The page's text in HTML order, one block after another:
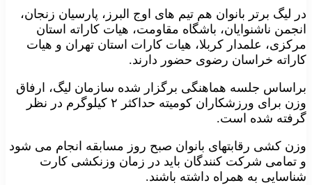
در لیگ برتر بانوان هم تیم های اوج البرز، پارسیان زنجان،
انجمن ناشنوایان، باشگاه مقاومت، هیات کاراته استان
مرکزی، علمدار کربلا، هیات کارات استان تهران و هیات
کاراته خراسان رضوی حضور دارند.
براساس جلسه هماهنگی برگزار شده سازمان لیگ، ارفاق
وزن برای ورزشکاران کومیته حداکثر ۲ کیلوگرم در نظر
گرفته شده است.
وزن کشی رقابتهای بانوان صبح روز مسابقه انجام می شود
و تمامی شرکت کنندگان باید در زمان وزنکشی کارت
شناسایی به همراه داشته باشند.